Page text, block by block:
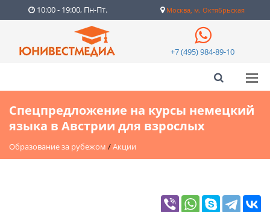
10:00 - 19:00, Пн-Пт. Москва, м. Октябрьская
+7 (495) 984-89-10
Спецпредложение на курсы немецкий
языка в Австрии для взрослых
Образование за рубежом /Акции